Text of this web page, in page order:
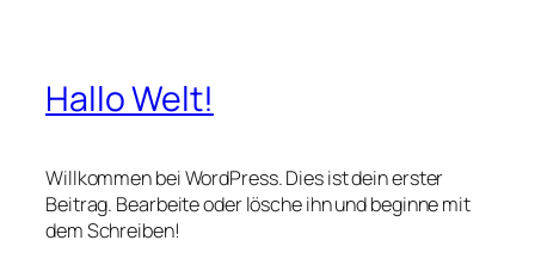
Hallo Welt!
Willkommen bei WordPress. Dies ist dein erster
Beitrag. Bearbeite oder lösche ihn und beginne mit
dem Schreiben!